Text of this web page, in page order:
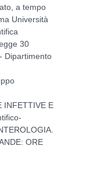
a tempo
Università
30
Dipartimento
INFETTIVE E
ORE